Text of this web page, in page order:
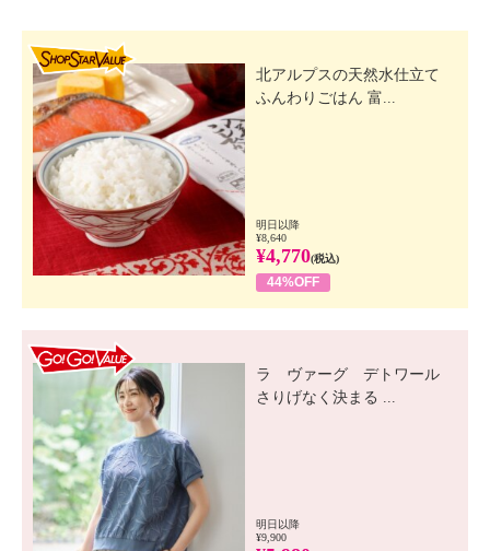
北アルプスの天然水仕立て
ふんわりごはん 富...
明日以降
¥8,640
¥4,770(税込)
44%OFF
ラ ヴァーグ デトワール
さりげなく決まる ...
明日以降
¥9,900